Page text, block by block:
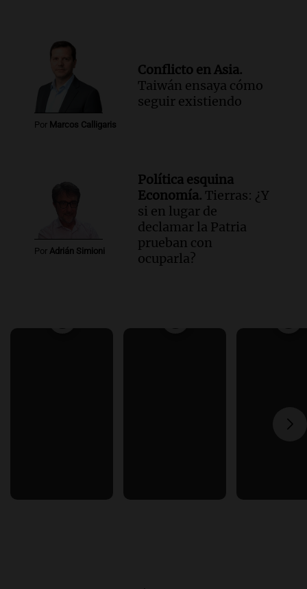
Por Marcos Calligaris
Conflicto en Asia.
Taiwán ensaya cómo
seguir existiendo
Por Adrián Simioni
Política esquina
Economía. Tierras: ¿Y
si en lugar de
declamar la Patria
prueban con
ocuparla?